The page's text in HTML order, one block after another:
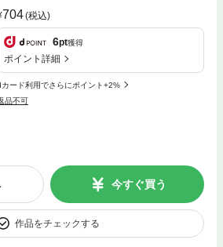
704(税込)
6pt獲得
ポイント詳細
カード利用でさらにポイント+2%
品不可
今すぐ買う
作品をチェックする